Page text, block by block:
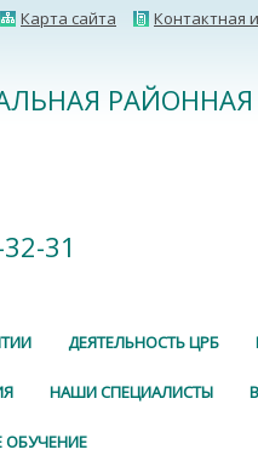
Карта сайта Контактная
РАЙОННАЯ
31
ДЕЯТЕЛЬНОСТЬ ЦРБ
НАШИ СПЕЦИАЛИСТЫ
ОБУЧЕНИЕ